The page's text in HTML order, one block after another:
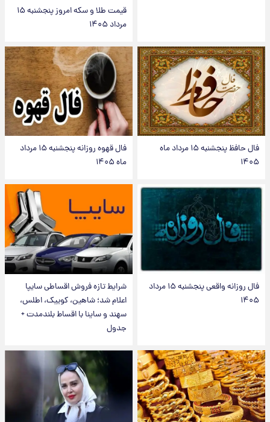
قیمت طلا و سکه امروز پنجشنبه ۱۵
مرداد ۱۴۰۵
فال حافظ پنجشنبه ۱۵ مرداد ماه
۱۴۰۵
فال قهوه روزانه پنجشنبه ۱۵ مرداد
ماه ۱۴۰۵
فال روزانه واقعی پنجشنبه ۱۵ مرداد
۱۴۰۵
شرایط تازه فروش اقساطی سایپا
اعلام شد؛ شاهین، کوییک، اطلس،
سهند و ساینا با اقساط بلندمدت +
جدول